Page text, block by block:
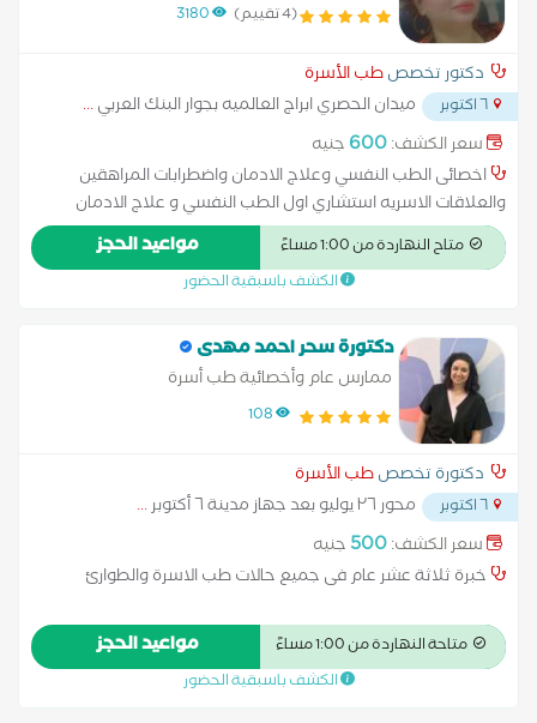
(4 تقييم) 3180
دكتور تخصصطب الأسرة
ميدان الحصري ابراج العالميه بجوار البنك العربي...
سعر الكشف:600 جنيه
اخصائى الطب النفسي وعلاج الادمان واضطرابات المراهقين
والعلاقات الاسريه استشاري اول الطب النفسي و علاج الادمان
دكتوراه الطب النفسي كليه طب جامعه القاهره اضطراب الوساس
القهري,الاضرابات السلوكيه و الجودانيه,المشاكل الزوجيه و
الاسريه,علاج و اعاده تاهيل مرضى ادمان المخدرات
متاح النهاردة من 1:00 مساءً مواعيد الحجز
الكشف باسبقية الحضور
دكتورة سحر احمد مهدى
ممارس عام وأخصائية طب أسرة
108
دكتورة تخصصطب الأسرة
محور ٢٦ يوليو بعد جهاز مدينة ٦ أكتوبر
...
سعر الكشف:500 جنيه
خبرة ثلاثة عشر عام فى جميع حالات طب الاسرة والطوارئ
متاحة النهاردة من 1:00 مساءً مواعيد الحجز
الكشف باسبقية الحضور